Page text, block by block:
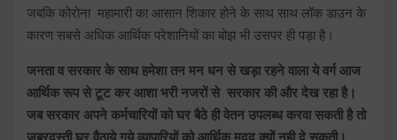
जबकि कोरोना महामारी का आसान शिकार होने के साथ साथ लॉक डाउन के
कारण सबसे अधिक आर्थिक परेशानियों का बोझ भी उसपर ही पड़ा है।
जनता व सरकार के साथ हमेशा तन मन धन से खड़ा रहने वाला ये वर्ग आज
आर्थिक रूप से टूट कर आशा भरी नजरों से सरकार की और देख रहा है।
जब सरकार अपने कर्मचारियों को घर बैठे ही वेतन उपलब्ध करवा सकती है तो